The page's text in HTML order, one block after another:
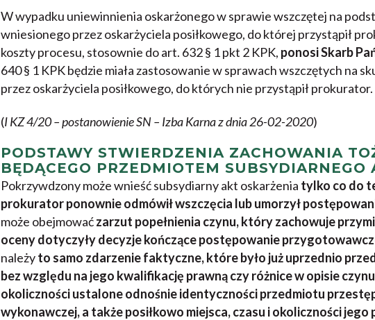
W wypadku uniewinnienia oskarżonego w sprawie wszczętej na
wniesionego przez oskarżyciela posiłkowego, do której przystąpił
koszty procesu, stosownie do art. 632 § 1 pkt 2 KPK, ponosi Skarb
640 § 1 KPK będzie miała zastosowanie w sprawach wszczętych na
przez oskarżyciela posiłkowego, do których nie przystąpił prokurator.
(I KZ 4/20 – postanowienie SN – Izba Karna z dnia 26-02-2020)
PODSTAWY STWIERDZENIA ZACHOWANIA
BĘDĄCEGO PRZEDMIOTEM SUBSYDIARNEGO
Pokrzywdzony może wnieść subsydiarny akt oskarżenia tylko co do
prokurator ponownie odmówił wszczęcia lub umorzył
może obejmowaćzarzut popełnienia czynu, który zachowuje
oceny dotyczyły decyzje kończące postępowanie
należyto samo zdarzenie faktyczne, które było już uprzednio
bez względu na jego kwalifikację prawną czy różnice w opisie
okoliczności ustalone odnośnie identyczności przedmiotu
wykonawczej, a także posiłkowo miejsca, czasu i okoliczności jego